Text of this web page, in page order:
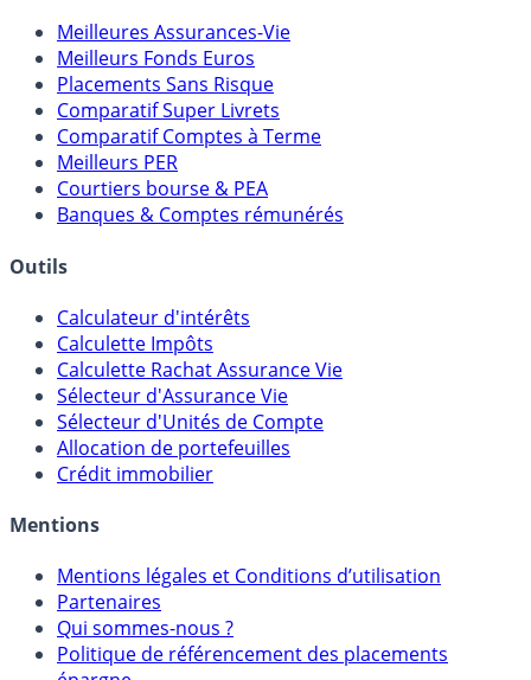
Meilleures Assurances-Vie
Meilleurs Fonds Euros
Placements Sans Risque
Comparatif Super Livrets
Comparatif Comptes à Terme
Meilleurs PER
Courtiers bourse & PEA
Banques & Comptes rémunérés
Outils
Calculateur d'intérêts
Calculette Impôts
Calculette Rachat Assurance Vie
Sélecteur d'Assurance Vie
Sélecteur d'Unités de Compte
Allocation de portefeuilles
Crédit immobilier
Mentions
Mentions légales et Conditions d’utilisation
Partenaires
Qui sommes-nous ?
Politique de référencement des placements